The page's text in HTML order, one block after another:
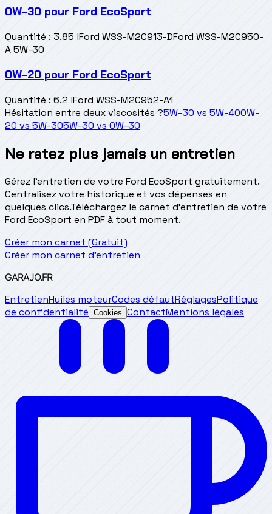
0W-30 pour Ford EcoSport
Quantité : 3.85 lFord WSS-M2C913-DFord WSS-M2C950-
A 5W-30
0W-20 pour Ford EcoSport
Quantité : 6.2 lFord WSS-M2C952-A1
Hésitation entre deux viscosités ?5W-30 vs 5W-400W-
20 vs 5W-305W-30 vs 0W-30
Ne ratez plus jamais un entretien
Gérez l'entretien de votre Ford EcoSport gratuitement.
Centralisez votre historique et vos dépenses en
quelques clics.Téléchargez le carnet d'entretien de votre
Ford EcoSport en PDF à tout moment.
Créer mon carnet (Gratuit)
Créer mon carnet d'entretien
GARAJO.FR
EntretienHuiles moteurCodes défautRéglagesPolitique
de confidentialité Cookies ContactMentions légales